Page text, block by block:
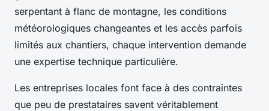
serpentant à flanc de montagne, les conditions
météorologiques changeantes et les accès parfois
limités aux chantiers, chaque intervention demande
une expertise technique particulière.
Les entreprises locales font face à des contraintes
que peu de prestataires savent véritablement